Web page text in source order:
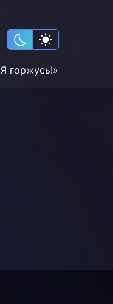
горжусь!»